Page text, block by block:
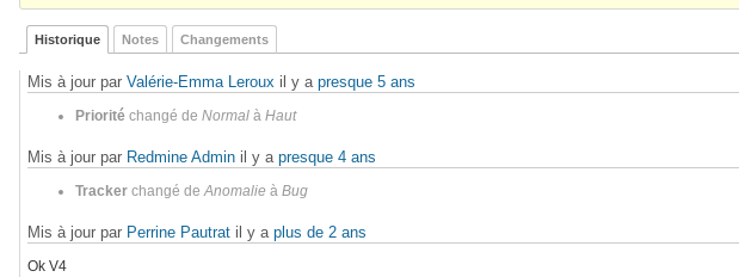
Historique Notes Changements
Mis à jour par Valérie-Emma Leroux il y a presque 5 ans
Priorité changé de Normal à Haut
Mis à jour par Redmine Admin il y a presque 4 ans
Tracker changé deAnomalie à Bug
Mis à jour par Perrine Pautrat il y a plus de 2 ans
Ok V4